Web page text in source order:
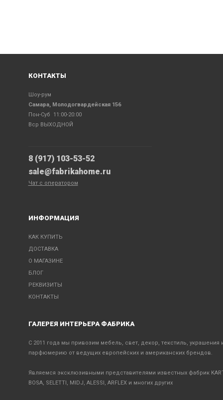
КОНТАКТЫ
Шоу-рум
Самара, Молодогвардейская 156
Пон-Суб 11:00-20:00
Вср ВЫХОДНОЙ
8 (917) 103-53-52
sale@fabrikahome.ru
Чат с оператором
ИНФОРМАЦИЯ
КАК КУПИТЬ
ДОСТАВКА
О МАГАЗИНЕ
БЛОГ
РЕКВИЗИТЫ
КОНТАКТЫ
ГАЛЕРЕЯ ИНТЕРЬЕРА ФАБРИКА
С 2011 года мы привозим мебель, свет, декор, текстиль, украшения
парфюмерию от ведущих европейских и американских брендов.
Являемся эксклюзивными представителями известных фабрик
BOSA, SELETTI, MIDJ, ALESSI, ARFLEX и многих других